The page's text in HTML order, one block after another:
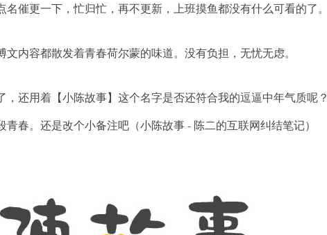
更一下，忙归忙，再不更新，上班摸鱼都没有什么可看的了。
容都散发着青春荷尔蒙的味道。没有负担，无忧无虑。
还用着【小陈故事】这个名字是否还符合我的逗逼中年气质呢？
。还是改个小备注吧（小陈故事 - 陈二的互联网纠结笔记）